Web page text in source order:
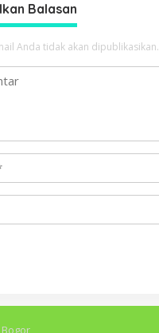
a
s
i
p
Balasan
Anda tidak akan dipublikasikan.